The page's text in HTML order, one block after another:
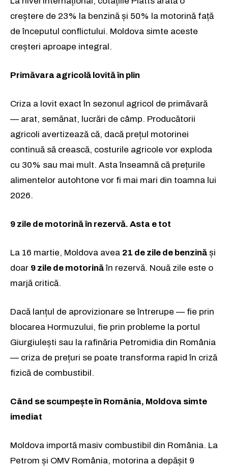
creștere de 23% la benzină și 50% la motorină față
de începutul conflictului. Moldova simte aceste
creșteri aproape integral.
Primăvara agricolă lovită în plin
Criza a lovit exact în sezonul agricol de primăvară
— arat, semănat, lucrări de câmp. Producătorii
agricoli avertizează că, dacă prețul motorinei
continuă să crească, costurile agricole vor exploda
cu 30% sau mai mult. Asta înseamnă că prețurile
alimentelor autohtone vor fi mai mari din toamna lui
2026.
9 zile de motorină în rezervă. Asta e tot
La 16 martie, Moldova avea 21 de zile de benzină și
doar 9 zile de motorinăîn rezervă. Nouă zile este o
marjă critică.
Dacă lanțul de aprovizionare se întrerupe — fie prin
blocarea Hormuzului, fie prin probleme la portul
Giurgiulești sau la rafinăria Petromidia din România
— criza de prețuri se poate transforma rapid în criză
fizică de combustibil.
Când se scumpește în România, Moldova simte
imediat
Moldova importă masiv combustibil din România. La
Petrom și OMV România, motorina a depășit 9